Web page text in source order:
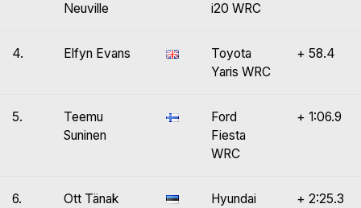
Neuville
i20 WRC
4. Elfyn Evans
Toyota
Yaris WRC
+ 58.4
5.
Teemu
Suninen
Ford
Fiesta
WRC
+ 1:06.9
6. Ott Tänak
Hyundai
+ 2:25.3